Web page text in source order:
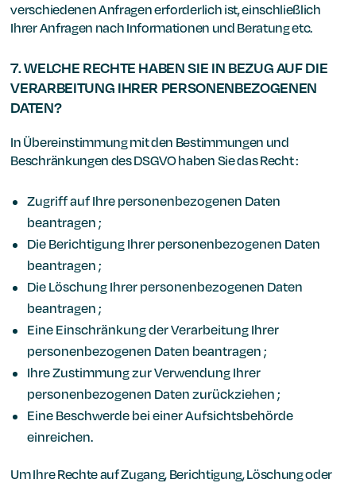
verschiedenen Anfragen erforderlich ist, einschließlich
Ihrer Anfragen nach Informationen und Beratung etc.
7. WELCHE RECHTE HABEN SIE IN BEZUG AUF DIE
VERARBEITUNG IHRER PERSONENBEZOGENEN
DATEN?
In Übereinstimmung mit den Bestimmungen und
Beschränkungen des DSGVO haben Sie das Recht :
Zugriff auf Ihre personenbezogenen Daten
beantragen ;
Die Berichtigung Ihrer personenbezogenen Daten
beantragen ;
Die Löschung Ihrer personenbezogenen Daten
beantragen ;
Eine Einschränkung der Verarbeitung Ihrer
personenbezogenen Daten beantragen ;
Ihre Zustimmung zur Verwendung Ihrer
personenbezogenen Daten zurückziehen ;
Eine Beschwerde bei einer Aufsichtsbehörde
einreichen.
Um Ihre Rechte auf Zugang, Berichtigung, Löschung oder